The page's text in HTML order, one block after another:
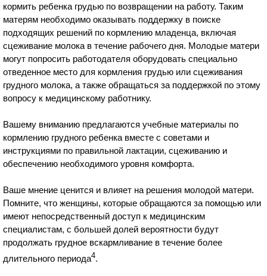
кормить ребенка грудью по возвращении на работу. Таким
матерям необходимо оказывать поддержку в поиске
подходящих решений по кормлению младенца, включая
сцеживание молока в течение рабочего дня. Молодые матери
могут попросить работодателя оборудовать специально
отведенное место для кормления грудью или сцеживания
грудного молока, а также обращаться за поддержкой по этому
вопросу к медицинскому работнику.
Вашему вниманию предлагаются учебные материалы по
кормлению грудного ребенка вместе с советами и
инструкциями по правильной лактации, сцеживанию и
обеспечению необходимого уровня комфорта.
Ваше мнение ценится и влияет на решения молодой матери.
Помните, что женщины, которые обращаются за помощью или
имеют непосредственный доступ к медицинским
специалистам, с большей долей вероятности будут
продолжать грудное вскармливание в течение более
длительного периода4.